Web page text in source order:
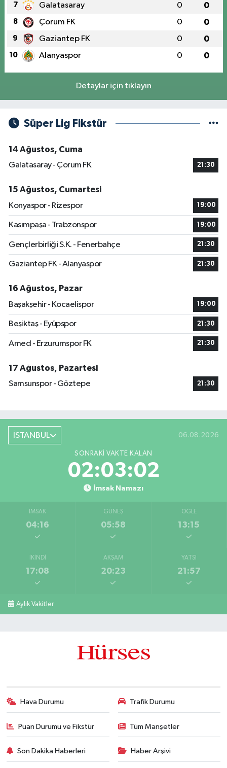
7 Galatasaray 0 0
8 Çorum FK 0 0
9 Gaziantep FK 0 0
10 Alanyaspor 0 0
Detaylar için tıklayın
Süper Lig Fikstür
14 Ağustos, Cuma
Galatasaray - Çorum FK
21:30
15 Ağustos, Cumartesi
Konyaspor - Rizespor
19:00
Kasımpaşa - Trabzonspor 19:00
Gençlerbirliği S.K. - Fenerbahçe 21:30
Gaziantep FK - Alanyaspor 21:30
16 Ağustos, Pazar
Başakşehir - Kocaelispor
19:00
Beşiktaş - Eyüpspor 21:30
Amed - Erzurumspor FK 21:30
17 Ağustos, Pazartesi
Samsunspor - Göztepe
21:30
İSTANBUL 06.08.2026
SONRAKI VAKTE KALAN
02:03:01
İmsak Namazı
İMSAK
04:16
GÜNEŞ
05:58
ÖĞLE
13:15
İKINDI
17:08
AKŞAM
20:23
YATSI
21:57
Aylık Vakitler
Hava Durumu Trafik Durumu
Puan Durumu ve Fikstür Tüm Manşetler
Son Dakika Haberleri Haber Arşivi